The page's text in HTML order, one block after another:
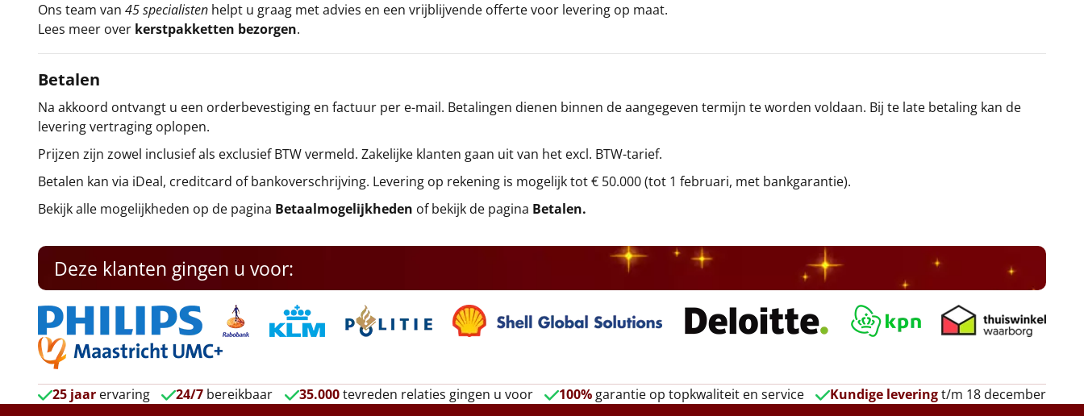
Ons team van 45 specialisten helpt u graag met advies en een vrijblijvende offerte voor levering op maat.
Lees meer over kerstpakketten bezorgen.
Betalen
Na akkoord ontvangt u een orderbevestiging en factuur per e-mail. Betalingen dienen binnen de aangegeven termijn te worden voldaan. Bij te late betaling kan de
levering vertraging oplopen.
Prijzen zijn zowel inclusief als exclusief BTW vermeld. Zakelijke klanten gaan uit van het excl. BTW-tarief.
Betalen kan via iDeal, creditcard of bankoverschrijving. Levering op rekening is mogelijk tot € 50.000 (tot 1 februari, met bankgarantie).
Bekijk alle mogelijkheden op de pagina Betaalmogelijkheden of bekijk de pagina Betalen.
Deze klanten gingen u voor:
25 jaar ervaring 24/7 bereikbaar 35.000tevreden relaties gingen u voor 100%garantie op topkwaliteit en service Kundige leveringt/m 18 december